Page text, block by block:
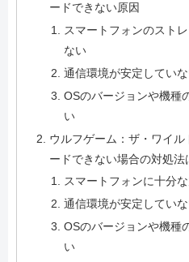
ードできない原因
スマートフォンのスト
ない
通信環境が安定してい
OSのバージョンや機種
い
ウルフゲーム：ザ・ワイ
ードできない場合の対処法
スマートフォンに十分
通信環境が安定してい
OSのバージョンや機種
い